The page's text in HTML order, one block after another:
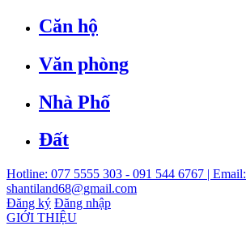
Căn hộ
Văn phòng
Nhà Phố
Đất
Hotline: 077 5555 303 - 091 544 6767 | Email:
shantiland68@gmail.com
Đăng ký Đăng nhập
GIỚI THIỆU